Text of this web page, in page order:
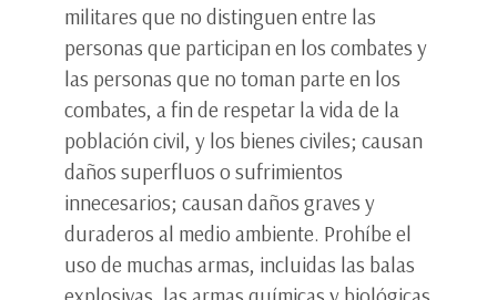
militares que no distinguen entre las
personas que participan en los combates y
las personas que no toman parte en los
combates, a fin de respetar la vida de la
población civil, y los bienes civiles; causan
daños superfluos o sufrimientos
innecesarios; causan daños graves y
duraderos al medio ambiente. Prohíbe el
uso de muchas armas, incluidas las balas